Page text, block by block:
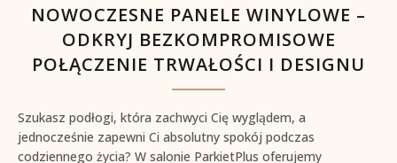
NOWOCZESNE PANELE WINYLOWE –
ODKRYJ BEZKOMPROMISOWE
POŁĄCZENIE TRWAŁOŚCI I DESIGNU
Szukasz podłogi, która zachwyci Cię wyglądem, a
jednocześnie zapewni Ci absolutny spokój podczas
codziennego życia? W salonie ParkietPlus oferujemy